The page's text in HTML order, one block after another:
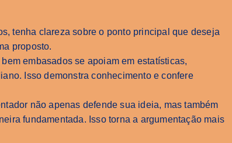
tenha clareza sobre o ponto principal que deseja
proposto.
embasados se apoiam em estatísticas,
Isso demonstra conhecimento e confere
não apenas defende sua ideia, mas também
fundamentada. Isso torna a argumentação mais